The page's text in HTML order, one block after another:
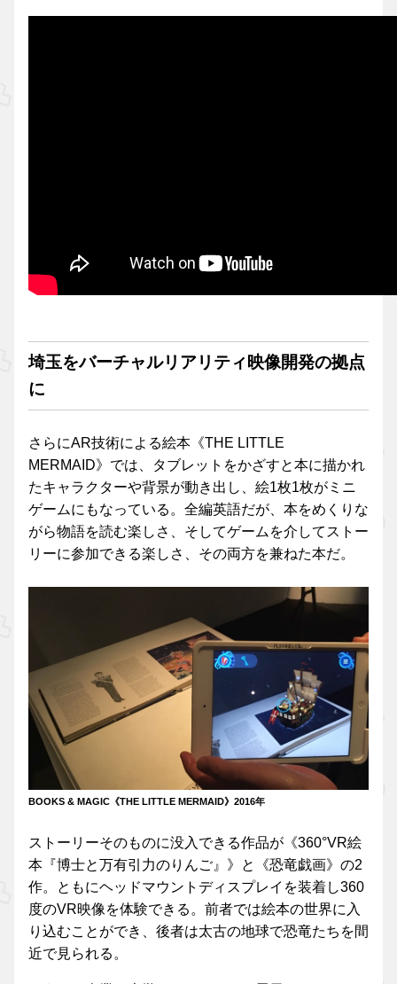
埼玉をバーチャルリアリティ映像開発の拠点
に
さらにAR技術による絵本《THE LITTLE
MERMAID》では、タブレットをかざすと本に描かれ
たキャラクターや背景が動き出し、絵1枚1枚がミニ
ゲームにもなっている。全編英語だが、本をめくりな
がら物語を読む楽しさ、そしてゲームを介してストー
リーに参加できる楽しさ、その両方を兼ねた本だ。
BOOKS & MAGIC《THE LITTLE MERMAID》2016年
ストーリーそのものに没入できる作品が《360°VR絵
本『博士と万有引力のりんご』》と《恐竜戯画》の2
作。ともにヘッドマウントディスプレイを装着し360
度のVR映像を体験できる。前者では絵本の世界に入
り込むことができ、後者は太古の地球で恐竜たちを間
近で見られる。